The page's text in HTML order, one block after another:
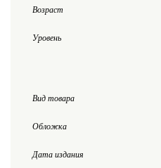
Возраст
Уровень
Вид товара
Обложка
Дата издания